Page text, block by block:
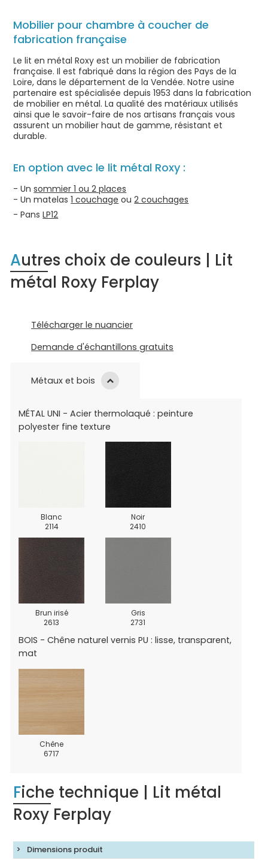
Mobilier pour chambre à coucher de
fabrication française
Le lit en métal Roxy est un mobilier de fabrication
française. Il est fabriqué dans la région des Pays de la
Loire, dans le département de la Vendée. Notre usine
partenaire est spécialisée depuis 1953 dans la fabrication
de mobilier en métal. La qualité des matériaux utilisés
ainsi que le savoir-faire de nos artisans français vous
assurent un mobilier haut de gamme, résistant et
durable.
En option avec le lit métal Roxy :
- Unsommier 1 ou 2 places
- Un matelas1 couchage ou2 couchages
- PansLP12
Autres choix de couleurs | Lit
métal Roxy Ferplay
Télécharger le nuancier
Demande d'échantillons gratuits
Métaux et bois
MÉTAL UNI - Acier thermolaqué : peinture
polyester fine texture
Blanc
2114
Noir
2410
Brun irisé
2613
Gris
2731
BOIS - Chêne naturel vernis PU : lisse, transparent,
mat
Chêne
6717
Fiche technique | Lit métal
Roxy Ferplay
Dimensions produit